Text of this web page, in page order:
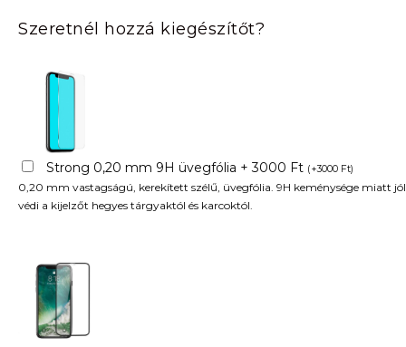
was:
5990 Ft.
is:
4490 Ft.
Szeretnél hozzá kiegészítőt?
Strong 0,20 mm 9H üvegfólia + 3000 Ft (+3000 Ft)
0,20 mm vastagságú, kerekített szélű, üvegfólia. 9H keménysége miatt jól
védi a kijelzőt hegyes tárgyaktól és karcoktól.